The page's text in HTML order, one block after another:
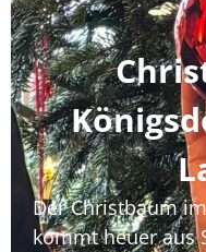
Der Christbaum
kommt heuer aus